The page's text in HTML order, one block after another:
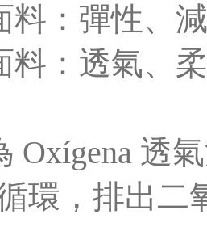
料：彈性、
料：透氣、
Oxígena 透
環，排出二